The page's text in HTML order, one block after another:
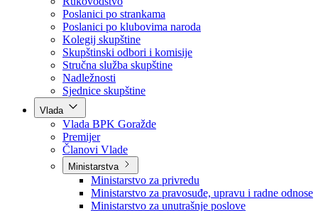
Skupština
Skupština BPK Goražde
Rukovodstvo
Poslanici po strankama
Poslanici po klubovima naroda
Kolegij skupštine
Skupštinski odbori i komisije
Stručna služba skupštine
Nadležnosti
Sjednice skupštine
Vlada
Vlada BPK Goražde
Premijer
Članovi Vlade
Ministarstva